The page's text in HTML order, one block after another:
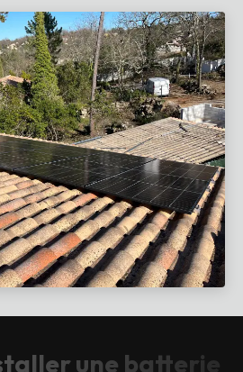
une batterie